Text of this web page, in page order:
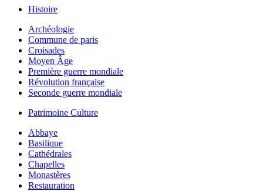
Histoire
Archéologie
Commune de paris
Croisades
Moyen Âge
Première guerre mondiale
Révolution française
Seconde guerre mondiale
Patrimoine Culture
Abbaye
Basilique
Cathédrales
Chapelles
Monastères
Restauration